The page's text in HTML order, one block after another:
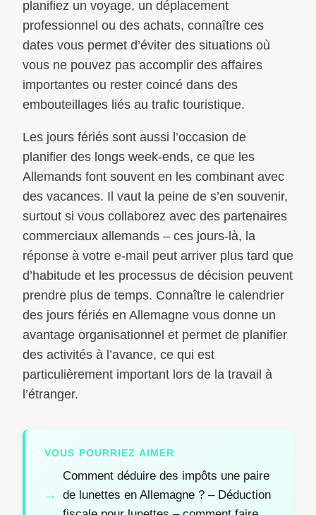
planifiez un voyage, un déplacement
professionnel ou des achats, connaître ces
dates vous permet d’éviter des situations où
vous ne pouvez pas accomplir des affaires
importantes ou rester coincé dans des
embouteillages liés au trafic touristique.
Les jours fériés sont aussi l’occasion de
planifier des longs week-ends, ce que les
Allemands font souvent en les combinant avec
des vacances. Il vaut la peine de s’en souvenir,
surtout si vous collaborez avec des partenaires
commerciaux allemands – ces jours-là, la
réponse à votre e-mail peut arriver plus tard que
d’habitude et les processus de décision peuvent
prendre plus de temps. Connaître le calendrier
des jours fériés en Allemagne vous donne un
avantage organisationnel et permet de planifier
des activités à l’avance, ce qui est
particulièrement important lors de la travail à
l’étranger.
VOUS POURRIEZ AIMER
Comment déduire des impôts une paire
de lunettes en Allemagne ? – Déduction